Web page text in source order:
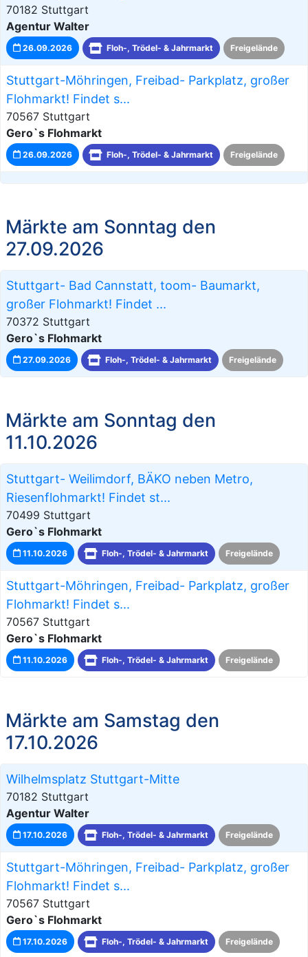
70182 Stuttgart
Agentur Walter
26.09.2026 Floh-, Trödel- & Jahrmarkt Freigelände
Stuttgart-Möhringen, Freibad- Parkplatz, großer
Flohmarkt! Findet s...
70567 Stuttgart
Gero`s Flohmarkt
26.09.2026 Floh-, Trödel- & Jahrmarkt Freigelände
Märkte am Sonntag den
27.09.2026
Stuttgart- Bad Cannstatt, toom- Baumarkt,
großer Flohmarkt! Findet ...
70372 Stuttgart
Gero`s Flohmarkt
27.09.2026 Floh-, Trödel- & Jahrmarkt Freigelände
Märkte am Sonntag den
11.10.2026
Stuttgart- Weilimdorf, BÄKO neben Metro,
Riesenflohmarkt! Findet st...
70499 Stuttgart
Gero`s Flohmarkt
11.10.2026 Floh-, Trödel- & Jahrmarkt Freigelände
Stuttgart-Möhringen, Freibad- Parkplatz, großer
Flohmarkt! Findet s...
70567 Stuttgart
Gero`s Flohmarkt
11.10.2026 Floh-, Trödel- & Jahrmarkt Freigelände
Märkte am Samstag den
17.10.2026
Wilhelmsplatz Stuttgart-Mitte
70182 Stuttgart
Agentur Walter
17.10.2026 Floh-, Trödel- & Jahrmarkt Freigelände
Stuttgart-Möhringen, Freibad- Parkplatz, großer
Flohmarkt! Findet s...
70567 Stuttgart
Gero`s Flohmarkt
17.10.2026 Floh-, Trödel- & Jahrmarkt Freigelände